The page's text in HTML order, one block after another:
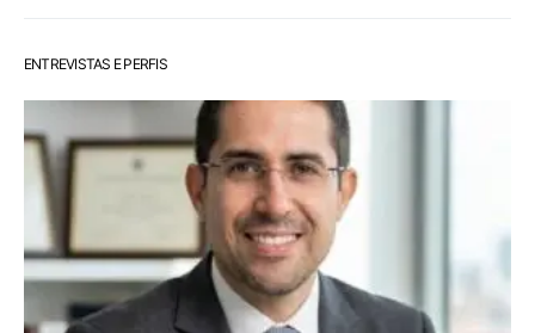
ENTREVISTAS E PERFIS